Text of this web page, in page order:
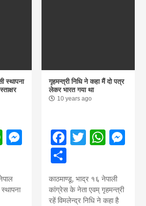
स्थापना
WhatsApp
Messenger
गृहमन्त्री निधि ने कहा मैं दो पत्र
लेकर भारत गया था
10 years ago
Facebook
Twitter
Share
काठमाण्डू, भाद्र १६ नेपाली
कांग्रेस के नेता एवम् गृहमन्त्री
रहें विमलेन्द्र निधि ने कहा है